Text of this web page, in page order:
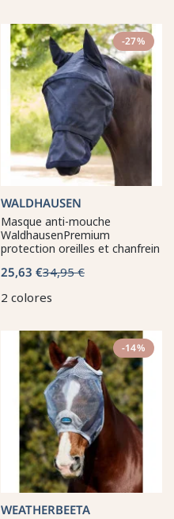
-27%
WALDHAUSEN
Masque anti-mouche
WaldhausenPremium
protection oreilles et chanfrein
25,63 €34,95 €
2 colores
-14%
WEATHERBEETA